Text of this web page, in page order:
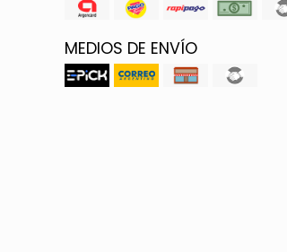
MEDIOS DE ENVÍO